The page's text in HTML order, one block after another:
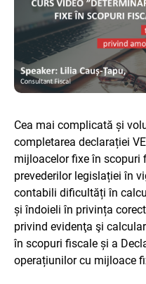
Cea mai complicată și
completarea declarației
mijloacelor fixe în scopuri
prevederilor legislației în
contabili dificultăți în
și îndoieli în privința
privind evidenţa şi
în scopuri fiscale și a
operațiunilor cu mijloace